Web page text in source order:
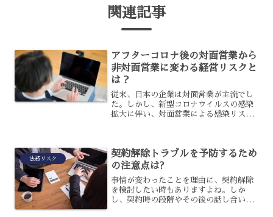
関連記事
アフターコロナ後の対面営業から
非対面営業に変わる経営リスクと
は？
従来、日本の企業は対面営業が主流でし
た。しかし、新型コロナウイルスの感染
拡大に伴い、対面営業による感染リスク
われる現在、対面営業から...
法務リスク
契約解除トラブルを予防するため
の注意点は?
事情が変わったことを理由に、契約解除
を検討したい時もありますよね。しか
し、契約時の段階やその後の話し合いが